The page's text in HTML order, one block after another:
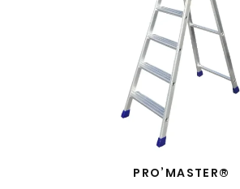
PRO’MASTER®